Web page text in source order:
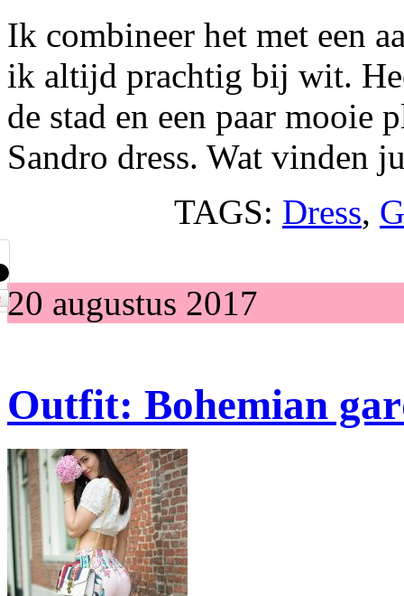
Ik combineer het met een
ik altijd prachtig bij wit.
de stad en een paar mooie
Sandro dress. Wat vinden
TAGS: Dress,
20 augustus 2017
Outfit: Bohemian